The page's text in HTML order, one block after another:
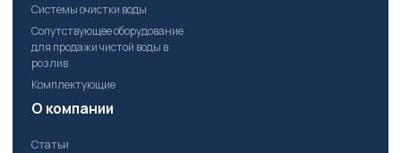
Системы очистки воды
Сопутствующее оборудование
для продажи чистой воды в
розлив
Комплектующие
О компании
Статьи